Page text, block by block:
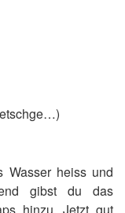
Wasser heiss und
gibst du das
hinzu. Jetzt gut